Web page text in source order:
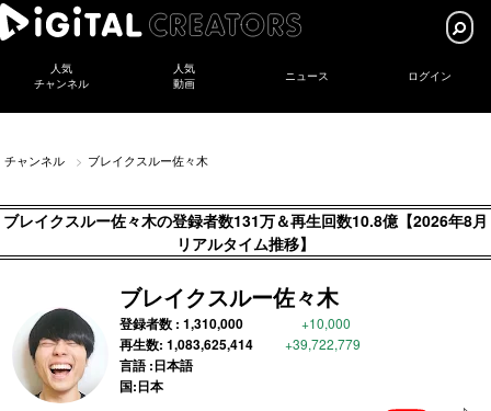
人気
チャンネル
人気
動画
ニュース ログイン
チャンネル ブレイクスルー佐々木
ブレイクスルー佐々木の登録者数131万＆再生回数10.8億【2026年8月
リアルタイム推移】
ブレイクスルー佐々木
登録者数 : 1,310,000 +10,000
再生数: 1,083,625,414 +39,722,779
言語 :日本語
国:日本